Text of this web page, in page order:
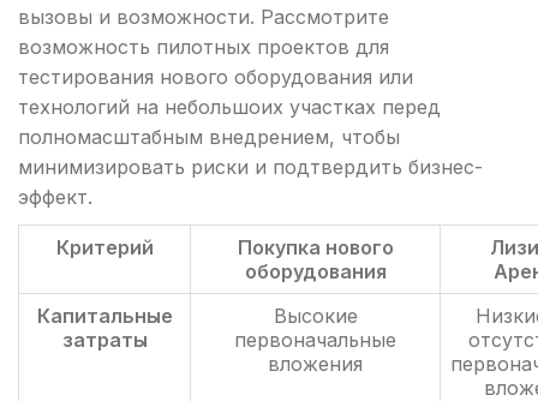
вызовы и возможности. Рассмотрите
возможность пилотных проектов для
тестирования нового оборудования или
технологий на небольшоих участках перед
полномасштабным внедрением, чтобы
минимизировать риски и подтвердить бизнес-
эффект.
Критерий
Покупка нового
оборудования
Капитальные
затраты
Высокие
первоначальные
вложения